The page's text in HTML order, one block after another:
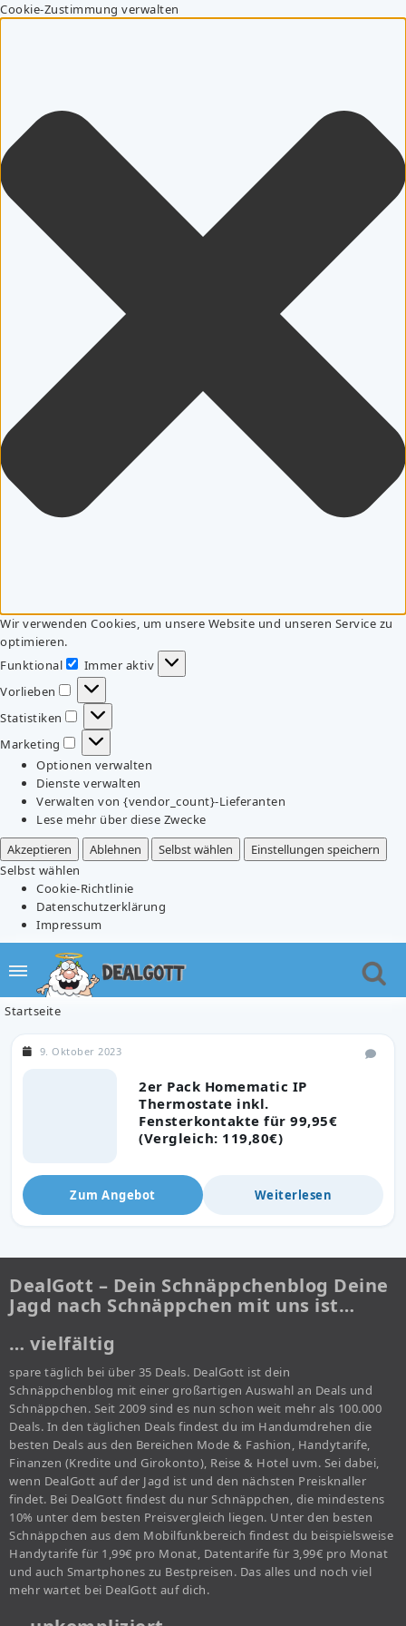
Cookie-Zustimmung verwalten
Wir verwenden Cookies, um unsere Website und unseren Service zu
optimieren.
Funktional
Funktional
Immer aktiv
Vorlieben
Vorlieben
Statistiken
Statistiken
Marketing
Marketing
Optionen verwalten
Dienste verwalten
Verwalten von {vendor_count}-Lieferanten
Lese mehr über diese Zwecke
Akzeptieren
Ablehnen Selbst wählen
Einstellungen speichern
Selbst wählen
Cookie-Richtlinie
Datenschutzerklärung
Impressum
Startseite
2er Pack Homematic IP
Thermostate inkl.
Fensterkontakte für 99,95€
(Vergleich: 119,80€)
9. Oktober 2023
Zum Angebot Weiterlesen
DealGott – Dein Schnäppchenblog Deine
Jagd nach Schnäppchen mit uns ist…
… vielfältig
spare täglich bei über 35 Deals. DealGott ist dein
Schnäppchenblog mit einer großartigen Auswahl an Deals und
Schnäppchen. Seit 2009 sind es nun schon weit mehr als 100.000
Deals. In den täglichen Deals findest du im Handumdrehen die
besten Deals aus den Bereichen Mode & Fashion, Handytarife,
Finanzen (Kredite und Girokonto), Reise & Hotel uvm. Sei dabei,
wenn DealGott auf der Jagd ist und den nächsten Preisknaller
findet. Bei DealGott findest du nur Schnäppchen, die mindestens
10% unter dem besten Preisvergleich liegen. Unter den besten
Schnäppchen aus dem Mobilfunkbereich findest du beispielsweise
Handytarife für 1,99€ pro Monat, Datentarife für 3,99€ pro Monat
und auch Smartphones zu Bestpreisen. Das alles und noch viel
mehr wartet bei DealGott auf dich.